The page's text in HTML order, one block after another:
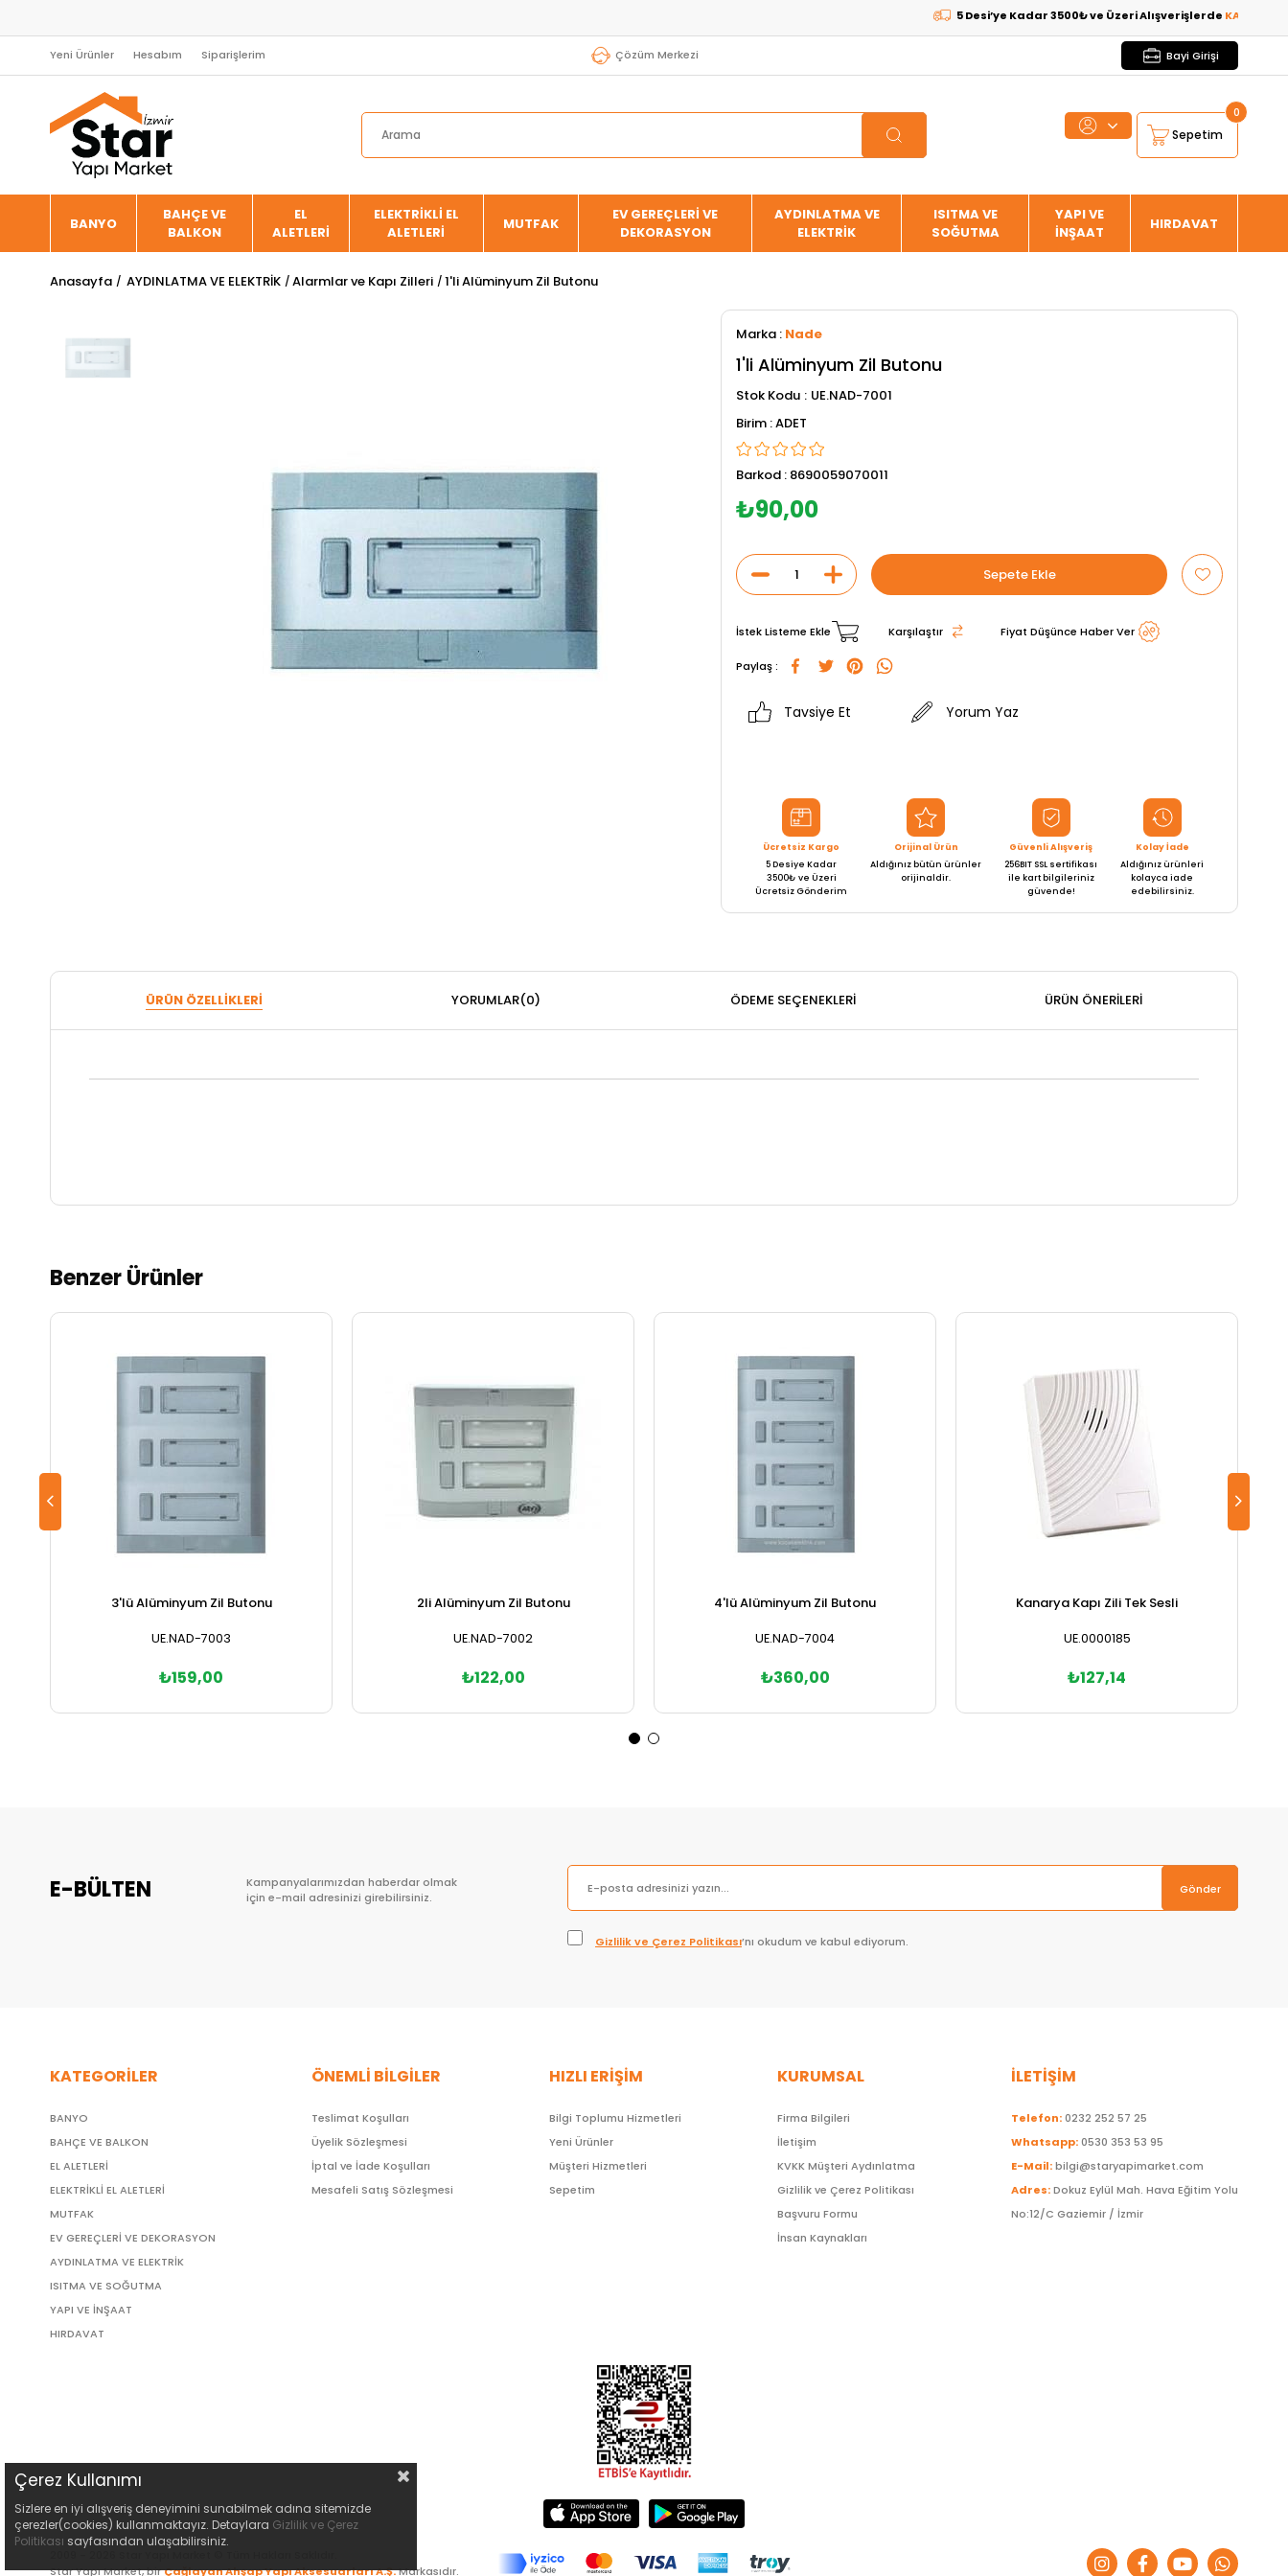
5 Desi’ye Kadar 3500₺ ve Üzeri AlışverişlerdeKARGO BEDAVA
Yeni Ürünler Hesabım Siparişlerim Çözüm Merkezi Bayi Girişi
Sepetim
0
BANYO
BAHÇE VE
BALKON
EL
ALETLERİ
ELEKTRİKLİ EL
ALETLERİ
MUTFAK
EV GEREÇLERİ VE
DEKORASYON
AYDINLATMA VE
ELEKTRİK
ISITMA VE
SOĞUTMA
YAPI VE
İNŞAAT
HIRDAVAT
Anasayfa AYDINLATMA VE ELEKTRİK Alarmlar ve Kapı Zilleri 1'li Alüminyum Zil Butonu
Marka : Nade
1'li Alüminyum Zil Butonu
Stok Kodu
UE.NAD-7001
ADET
Barkod : 8690059070011
₺90,00
İstek Listeme Ekle Karşılaştır Fiyat Düşünce Haber Ver
Paylaş :
Tavsiye Et Yorum Yaz
Ücretsiz Kargo
5 Desiye Kadar
3500₺ ve Üzeri
Ücretsiz Gönderim
Orijinal Ürün
Aldığınız bütün ürünler
orijinaldir.
Güvenli Alışveriş
256BIT SSL sertifikası
ile kart bilgileriniz
güvende!
Kolay İade
Aldığınız ürünleri
kolayca iade
edebilirsiniz.
ÜRÜN ÖZELLIKLERI YORUMLAR(0) ÖDEME SEÇENEKLERI ÜRÜN ÖNERILERI
Benzer Ürünler
3'lü Alüminyum Zil Butonu
UE.NAD-7003
₺159,00
2li Alüminyum Zil Butonu
UE.NAD-7002
₺122,00
4'lü Alüminyum Zil Butonu
UE.NAD-7004
₺360,00
Kanarya Kapı Zili Tek Sesli
UE.0000185
₺127,14
E-BÜLTEN
Kampanyalarımızdan haberdar olmak
için e-mail adresinizi girebilirsiniz.
Gönder
Gizlilik ve Çerez Politikası’nı okudum ve kabul ediyorum.
KATEGORİLER
BANYO
BAHÇE VE BALKON
EL ALETLERİ
ELEKTRİKLİ EL ALETLERİ
MUTFAK
EV GEREÇLERİ VE DEKORASYON
AYDINLATMA VE ELEKTRİK
ISITMA VE SOĞUTMA
YAPI VE İNŞAAT
HIRDAVAT
ÖNEMLİ BİLGİLER
Teslimat Koşulları
Üyelik Sözleşmesi
İptal ve İade Koşulları
Mesafeli Satış Sözleşmesi
HIZLI ERİŞİM
Bilgi Toplumu Hizmetleri
Yeni Ürünler
Müşteri Hizmetleri
Sepetim
KURUMSAL
Firma Bilgileri
İletişim
KVKK Müşteri Aydınlatma
Gizlilik ve Çerez Politikası
Başvuru Formu
İnsan Kaynakları
İLETİŞİM
Telefon:0232 252 57 25
Whatsapp:0530 353 53 95
E-Mail:bilgi@staryapimarket.com
Adres:Dokuz Eylül Mah. Hava Eğitim Yolu
No:12/C Gaziemir / İzmir
Star Yapı Market, birÇağlayan Ahşap Yapı Aksesuarları A.Ş.Markasıdır.
Çerez Kullanımı
Sizlere en iyi alışveriş deneyimini sunabilmek adına sitemizde
çerezler(cookies) kullanmaktayız. Detaylara Gizlilik ve Çerez
Politikası sayfasından ulaşabilirsiniz.